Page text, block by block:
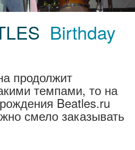
Birthday
продолжит
темпами, то на
Beatles.ru
смело заказывать